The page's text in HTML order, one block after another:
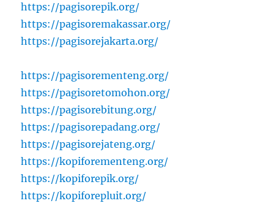
https://pagisorepik.org/
https://pagisoremakassar.org/
https://pagisorejakarta.org/
https://pagisorementeng.org/
https://pagisoretomohon.org/
https://pagisorebitung.org/
https://pagisorepadang.org/
https://pagisorejateng.org/
https://kopiforementeng.org/
https://kopiforepik.org/
https://kopiforepluit.org/